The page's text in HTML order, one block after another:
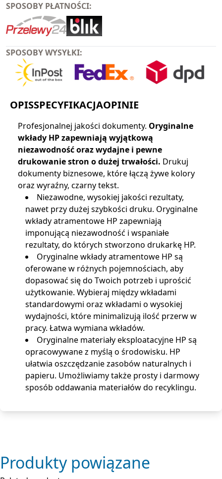
SPOSOBY PŁATNOŚCI:
SPOSOBY WYSYŁKI:
OPISSPECYFIKACJAOPINIE
Profesjonalnej jakości dokumenty. Oryginalne
wkłady HP zapewniają wyjątkową
niezawodność oraz wydajne i pewne
drukowanie stron o dużej trwałości. Drukuj
dokumenty biznesowe, które łączą żywe kolory
oraz wyraźny, czarny tekst.
Niezawodne, wysokiej jakości rezultaty,
nawet przy dużej szybkości druku. Oryginalne
wkłady atramentowe HP zapewniają
imponującą niezawodność i wspaniałe
rezultaty, do których stworzono drukarkę HP.
Oryginalne wkłady atramentowe HP są
oferowane w różnych pojemnościach, aby
dopasować się do Twoich potrzeb i uprościć
użytkowanie. Wybieraj między wkładami
standardowymi oraz wkładami o wysokiej
wydajności, które minimalizują ilość przerw w
pracy. Łatwa wymiana wkładów.
Oryginalne materiały eksploatacyjne HP są
opracowywane z myślą o środowisku. HP
ułatwia oszczędzanie zasobów naturalnych i
papieru. Umożliwiamy także prosty i darmowy
sposób oddawania materiałów do recyklingu.
Produkty powiązane